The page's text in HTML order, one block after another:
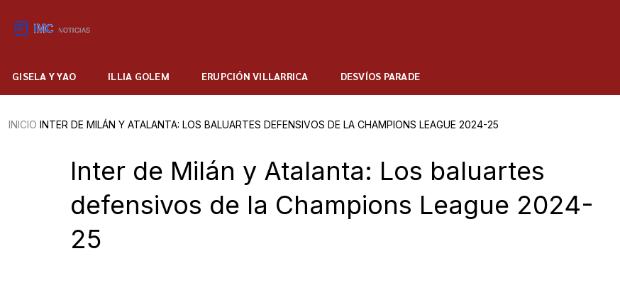
GISELA Y YAO ILLIA GOLEM ERUPCIÓN VILLARRICA DESVÍOS PARADE
INICIO INTER DE MILÁN Y ATALANTA: LOS BALUARTES DEFENSIVOS DE LA CHAMPIONS LEAGUE 2024-25
Inter de Milán y Atalanta: Los baluartes
defensivos de la Champions League 2024-
25